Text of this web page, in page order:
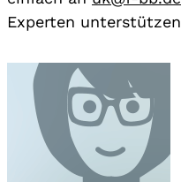
Experten